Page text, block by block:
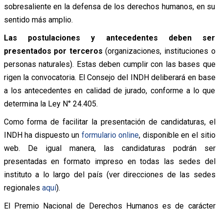
sobresaliente en la defensa de los derechos humanos, en su
sentido más amplio.
Las postulaciones y antecedentes deben ser
presentados por terceros (organizaciones, instituciones o
personas naturales). Estas deben cumplir con las bases que
rigen la convocatoria. El Consejo del INDH deliberará en base
a los antecedentes en calidad de jurado, conforme a lo que
determina la Ley N° 24.405.
Como forma de facilitar la presentación de candidaturas, el
INDH ha dispuesto un formulario online, disponible en el sitio
web. De igual manera, las candidaturas podrán ser
presentadas en formato impreso en todas las sedes del
instituto a lo largo del país (ver direcciones de las sedes
regionales aquí).
El Premio Nacional de Derechos Humanos es de carácter